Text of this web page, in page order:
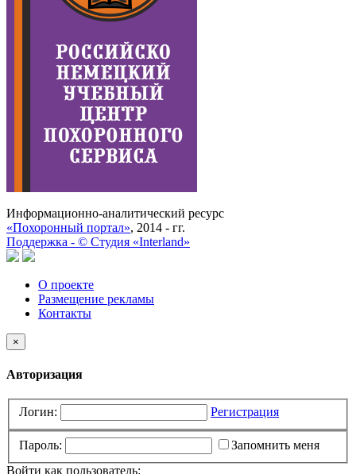
Информационно-аналитический ресурс
«Похоронный портал», 2014 - гг.
Поддержка - © Cтудия «Interland»
О проекте
Размещение рекламы
Контакты
×
Авторизация
Логин: Регистрация
Пароль:
Запомнить меня
Войти как пользователь: